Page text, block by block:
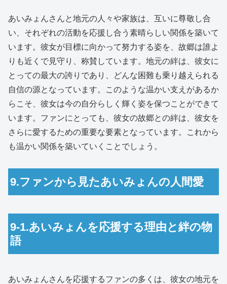
あいみょんさんと地元の人々や家族は、互いに尊敬し合
い、それぞれの活動を応援し合う素晴らしい関係を築いて
います。彼女が目標に向かって努力する姿を、故郷は誰よ
りも近くで見守り、称賛しています。地元の絆は、彼女に
とっての最大の誇りであり、どんな困難も乗り越えられる
自信の源となっています。このような温かい支えがあるか
らこそ、彼女は今の自分らしく輝く姿を保つことができて
います。ファンにとっても、彼女の故郷との絆は、彼女を
さらに愛するための重要な要素となっています。これから
も温かい関係を築いていくことでしょう。
9.ファンから見たあいみょんの人間愛
9-1.あいみょんを応援する理由と絆の物
語
あいみょんさんを応援するファンの多くは、彼女の地元を